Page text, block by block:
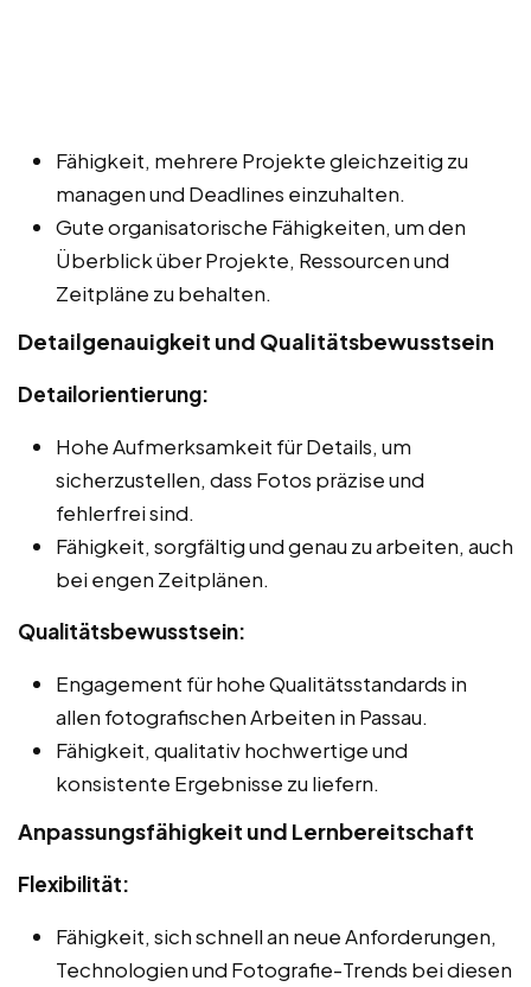
Fähigkeit, mehrere Projekte gleichzeitig zu
managen und Deadlines einzuhalten.
Gute organisatorische Fähigkeiten, um den
Überblick über Projekte, Ressourcen und
Zeitpläne zu behalten.
Detailgenauigkeit und Qualitätsbewusstsein
Detailorientierung:
Hohe Aufmerksamkeit für Details, um
sicherzustellen, dass Fotos präzise und
fehlerfrei sind.
Fähigkeit, sorgfältig und genau zu arbeiten, auch
bei engen Zeitplänen.
Qualitätsbewusstsein:
Engagement für hohe Qualitätsstandards in
allen fotografischen Arbeiten in Passau.
Fähigkeit, qualitativ hochwertige und
konsistente Ergebnisse zu liefern.
Anpassungsfähigkeit und Lernbereitschaft
Flexibilität:
Fähigkeit, sich schnell an neue Anforderungen,
Technologien und Fotografie-Trends bei diesen